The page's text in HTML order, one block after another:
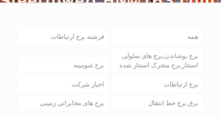
همه فرشته برج ارتباطات
برج پوشاندن,برج های سلولی
استتار,برج متحرک استتار شده
برج شومینه
برج ارتباطات اخبار شرکت
برق برج خط انتقال برج های مخابراتی زمینی